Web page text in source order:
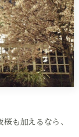
も加えるなら、